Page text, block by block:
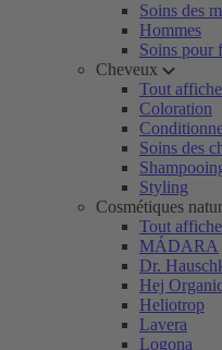
Soins des
Hommes
Soins pour
Cheveux
Tout
Coloration
Soins des
Styling
Cosmétiques
Tout
MÁDARA
Dr.
Hej
Heliotrop
Lavera
Logona